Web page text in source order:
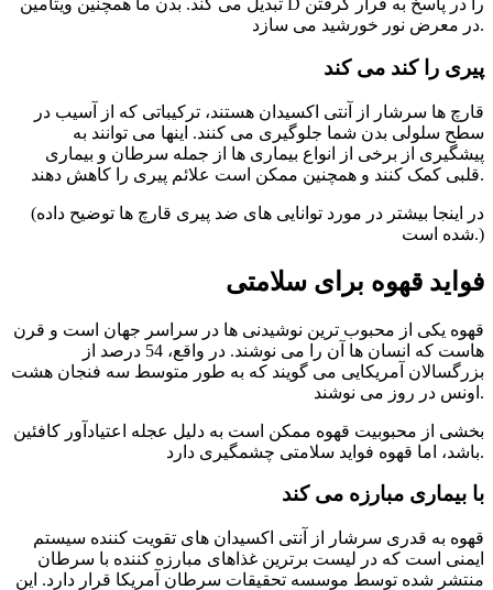
تبدیل می کند. بدن ما همچنین ویتامین D را در پاسخ به قرار گرفتن
در معرض نور خورشید می سازد.
پیری را کند می کند
قارچ ها سرشار از آنتی اکسیدان هستند، ترکیباتی که از آسیب در
سطح سلولی بدن شما جلوگیری می کنند. اینها می توانند به
پیشگیری از برخی از انواع بیماری ها از جمله سرطان و بیماری
قلبی کمک کنند و همچنین ممکن است علائم پیری را کاهش دهند.
(در اینجا بیشتر در مورد توانایی های ضد پیری قارچ ها توضیح داده
شده است.)
فواید قهوه برای سلامتی
قهوه یکی از محبوب ترین نوشیدنی ها در سراسر جهان است و قرن
هاست که انسان ها آن را می نوشند. در واقع، 54 درصد از
بزرگسالان آمریکایی می گویند که به طور متوسط ​​سه فنجان هشت
اونس در روز می نوشند.
بخشی از محبوبیت قهوه ممکن است به دلیل عجله اعتیادآور کافئین
باشد، اما قهوه فواید سلامتی چشمگیری دارد.
با بیماری مبارزه می کند
قهوه به قدری سرشار از آنتی اکسیدان های تقویت کننده سیستم
ایمنی است که در لیست برترین غذاهای مبارزه کننده با سرطان
منتشر شده توسط موسسه تحقیقات سرطان آمریکا قرار دارد. این